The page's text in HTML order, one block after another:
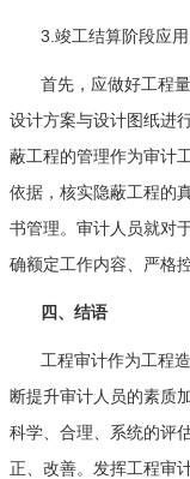
3.竣工结算阶段应用
首先，应做好工程
设计方案与设计图纸进
蔽工程的管理作为审计
依据，核实隐蔽工程的
书管理。审计人员就对
确额定工作内容、严格
四、结语
工程审计作为工程
断提升审计人员的素质
科学、合理、系统的评
正、改善。发挥工程审